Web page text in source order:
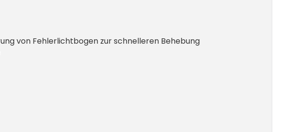
von Fehlerlichtbogen zur schnelleren Behebung